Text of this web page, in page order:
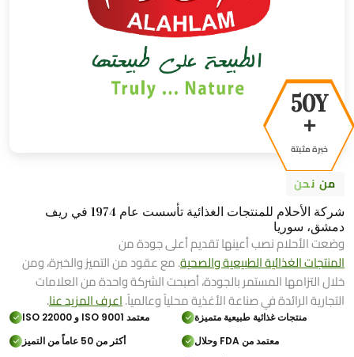
50Y
+
خبرة مثبتة
من نحن
شركة الأحلام للمنتجات الغذائية تأسست عام 1974 في ريف
دمشق، سوريا
وضعت الأحلام نصب أعينها تقديم أعلى جودة من
المنتجات الغذائية الطبيعية والصحية. مع عقود من التميز والخبرة، ومن
خلال التزامها المستمر بالجودة، أصبحت الشركة واحدة من العلامات
التجارية الرائدة في صناعة الأغذية محلياً وعالمياً.اعرف المزيد عنا.
منتجات غذائية طبيعية متميزة
معتمد ISO 9001 و ISO 22000
معتمد من FDA وحلال
أكثر من 50 عاماً من التميز